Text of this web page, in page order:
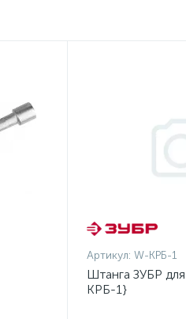
Артикул: W-КРБ-1
Штанга ЗУБР
КРБ-1}